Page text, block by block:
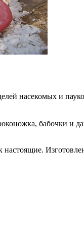
насекомых и
бабочки и